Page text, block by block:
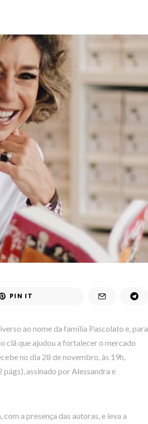
PIN IT
ao nome da família Pascolato e, para
clã que ajudou a fortalecer o mercado
no dia 28 de novembro, às 19h,
assinado por Alessandra e
a presença das autoras, e leva a